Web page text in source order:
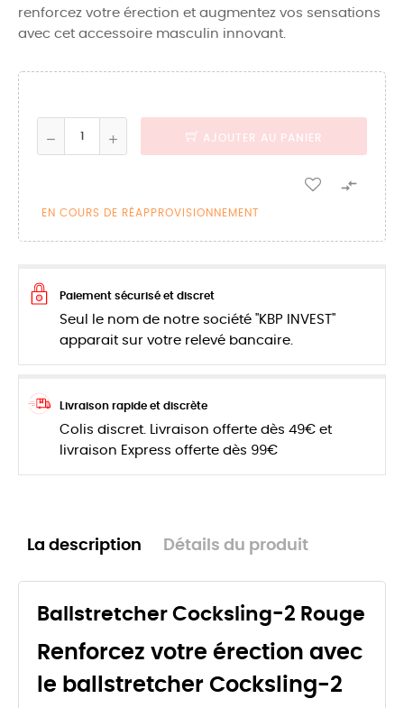
renforcez votre érection et augmentez vos sensations
avec cet accessoire masculin innovant.
AJOUTER AU PANIER

EN COURS DE RÉAPPROVISIONNEMENT
Paiement sécurisé et discret
Seul le nom de notre société "KBP INVEST"
apparait sur votre relevé bancaire.
Livraison rapide et discrète
Colis discret. Livraison offerte dès 49€ et
livraison Express offerte dès 99€
La description Détails du produit
Ballstretcher Cocksling-2 Rouge
Renforcez votre érection avec
le ballstretcher Cocksling-2